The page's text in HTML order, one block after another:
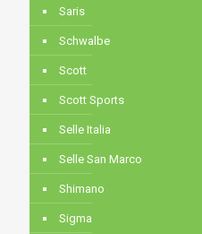
Saris
Schwalbe
Scott
Scott Sports
Selle Italia
Selle San Marco
Shimano
Sigma